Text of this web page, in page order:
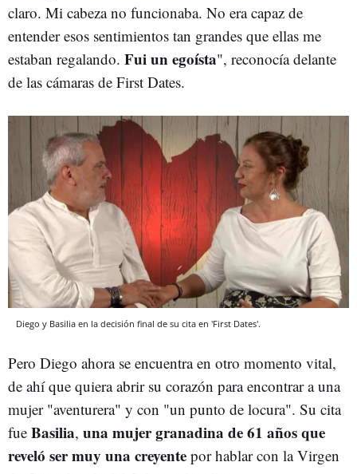
claro. Mi cabeza no funcionaba. No era capaz de
entender esos sentimientos tan grandes que ellas me
estaban regalando. Fui un egoísta", reconocía delante
de las cámaras de First Dates.
Diego y Basilia en la decisión final de su cita en 'First Dates'.
Pero Diego ahora se encuentra en otro momento vital,
de ahí que quiera abrir su corazón para encontrar a una
mujer "aventurera" y con "un punto de locura". Su cita
fue Basilia, una mujer granadina de 61 años que
reveló ser muy una creyente por hablar con la Virgen